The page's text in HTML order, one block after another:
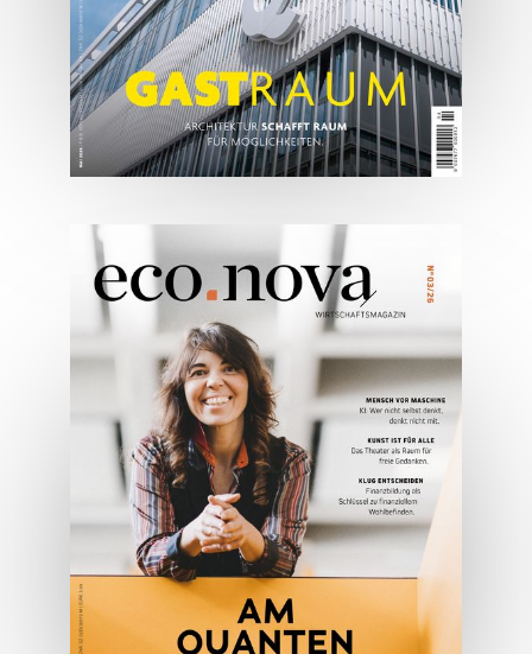
05/2026
Spezial: Architektur &
Lifestyle Mai 2026
JETZT BESTELLEN
ONLINE LESEN